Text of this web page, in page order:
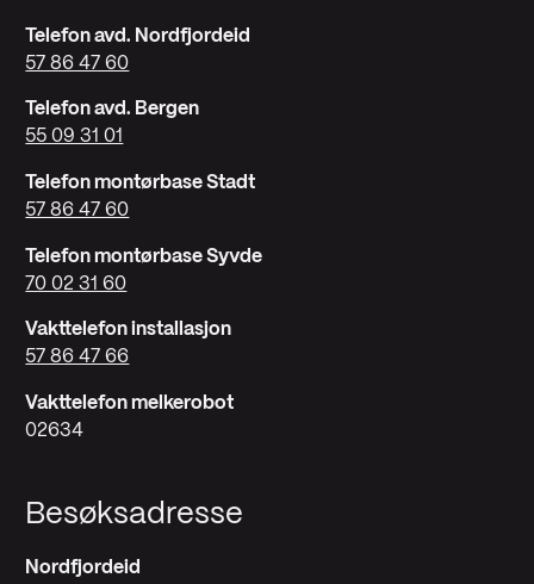
Telefon avd. Nordfjordeid
57 86 47 60
Telefon avd. Bergen
55 09 31 01
Telefon montørbase Stadt
57 86 47 60
Telefon montørbase Syvde
70 02 31 60
Vakttelefon installasjon
57 86 47 66
Vakttelefon melkerobot
02634
Besøksadresse
Nordfjordeid